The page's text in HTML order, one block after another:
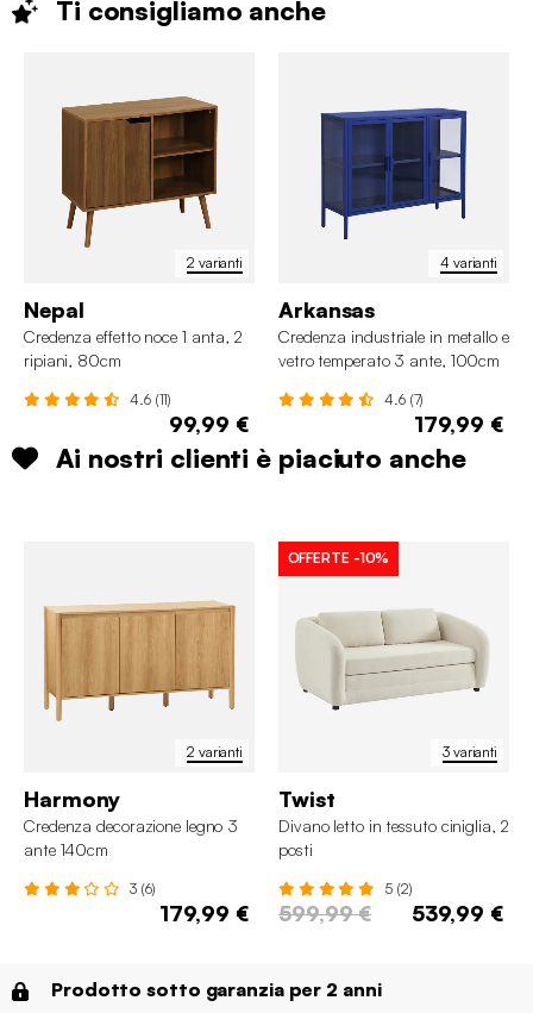
Ti consigliamo anche
2 varianti
Nepal
Credenza effetto noce 1 anta, 2
ripiani, 80cm
4.6 (11)
99,99 €
4 varianti
Arkansas
Credenza industriale in metallo e
vetro temperato 3 ante, 100cm
4.6 (7)
179,99 €
Ai nostri clienti è piaciuto anche
2 varianti
Harmony
Credenza decorazione legno 3
ante 140cm
3 (6)
179,99 €
3 varianti
OFFERTE -10%
Twist
Divano letto in tessuto ciniglia, 2
posti
5 (2)
599,99 € 539,99 €
Prodotto sotto garanzia per 2 anni